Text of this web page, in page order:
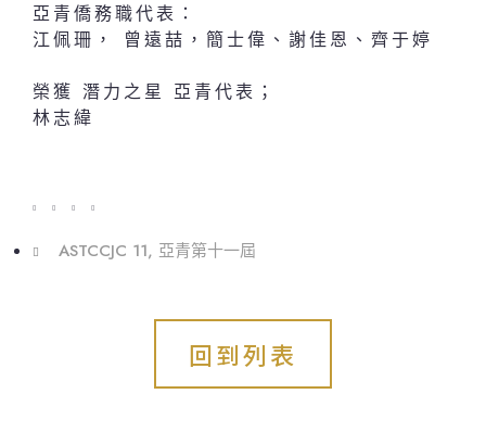
亞青僑務職代表：
江佩珊， 曾遠喆，簡士偉、謝佳恩、齊于婷
榮獲 潛力之星 亞青代表；
林志緯
ASTCCJC 11, 亞青第十一屆
回到列表